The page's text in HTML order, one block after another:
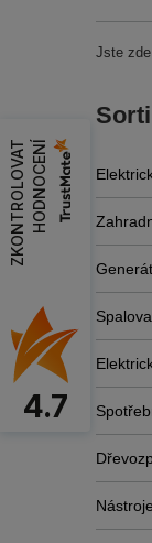
Jste
Z
K
O
N
T
R
O
L
O
V
A
T
H
O
D
N
O
C
E
NÍ
4.7